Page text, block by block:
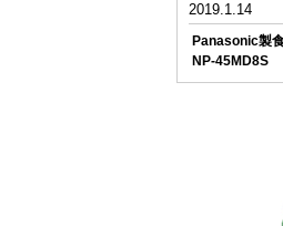
2019.1.14
Panasonic製
NP-45MD8S